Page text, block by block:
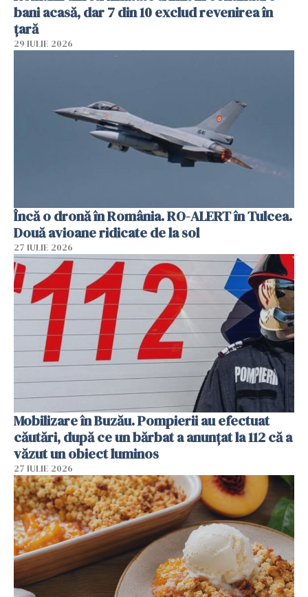
bani acasă, dar 7 din 10 exclud revenirea în
țară
29 IULIE 2026
Încă o dronă în România. RO-ALERT în Tulcea.
Două avioane ridicate de la sol
27 IULIE 2026
Mobilizare în Buzău. Pompierii au efectuat
căutări, după ce un bărbat a anunțat la 112 că a
văzut un obiect luminos
27 IULIE 2026